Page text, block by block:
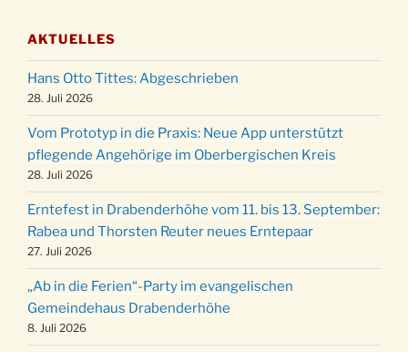
11.12.
Puer-Natus weihnachtliches Brauchtum am
Robert-Gassner-Hof um 17:00 Uhr
19.12.
Kinderbibeltag im Ev. Gemeindehaus von 10-
12 Uhr
20.12.
Weihnachts-Konzert des Honterus Chors in
der Kirche um 17:00 Uhr
24.12.
Familiengottesdienst mit Krippenspiel im Ev.
Gemeindehaus um 15:00 Uhr
24.12. Familiengottesdienst in der FeG um 16 Uhr
24.12.
Weihnachtsgottesdienst in der Kirche um
15:00 Uhr
24.12.
Weihnachtsgottesdienst in der Kirche um
18:00 Uhr
AKTUELLES
Hans Otto Tittes: Abgeschrieben
28. Juli 2026
Vom Prototyp in die Praxis: Neue App unterstützt
pflegende Angehörige im Oberbergischen Kreis
28. Juli 2026
Erntefest in Drabenderhöhe vom 11. bis 13. September:
Rabea und Thorsten Reuter neues Erntepaar
27. Juli 2026
„Ab in die Ferien“-Party im evangelischen
Gemeindehaus Drabenderhöhe
8. Juli 2026